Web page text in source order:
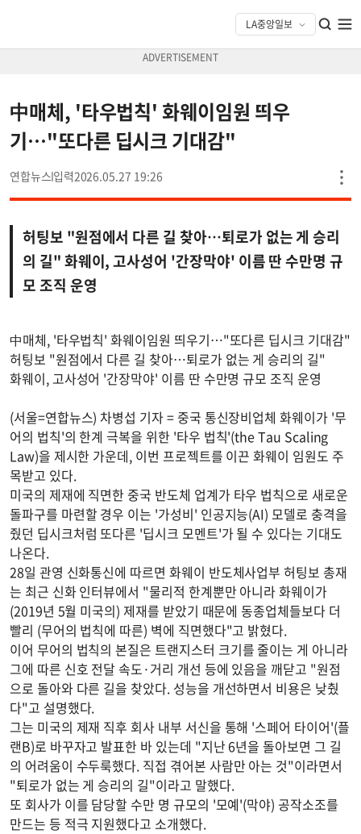
中매체, '타우법칙' 화웨이임원 띄우
기…"또다른 딥시크 기대감"
연합뉴스 2026.05.27 19:26
허팅보 "원점에서 다른 길 찾아…퇴로가 없는 게 승리
의 길" 화웨이, 고사성어 '간장막야' 이름 딴 수만명 규
모 조직 운영
中매체, '타우법칙' 화웨이임원 띄우기…"또다른 딥시크 기대감"
허팅보 "원점에서 다른 길 찾아…퇴로가 없는 게 승리의 길"
화웨이, 고사성어 '간장막야' 이름 딴 수만명 규모 조직 운영
(서울=연합뉴스) 차병섭 기자 = 중국 통신장비업체 화웨이가 '무
어의 법칙'의 한계 극복을 위한 '타우 법칙'(the Tau Scaling
Law)을 제시한 가운데, 이번 프로젝트를 이끈 화웨이 임원도 주
목받고 있다.
미국의 제재에 직면한 중국 반도체 업계가 타우 법칙으로 새로운
돌파구를 마련할 경우 이는 '가성비' 인공지능(AI) 모델로 충격을
줬던 딥시크처럼 또다른 '딥시크 모멘트'가 될 수 있다는 기대도
나온다.
28일 관영 신화통신에 따르면 화웨이 반도체사업부 허팅보 총재
는 최근 신화 인터뷰에서 "물리적 한계뿐만 아니라 화웨이가
(2019년 5월 미국의) 제재를 받았기 때문에 동종업체들보다 더
빨리 (무어의 법칙에 따른) 벽에 직면했다"고 밝혔다.
이어 무어의 법칙의 본질은 트랜지스터 크기를 줄이는 게 아니라
그에 따른 신호 전달 속도·거리 개선 등에 있음을 깨닫고 "원점
으로 돌아와 다른 길을 찾았다. 성능을 개선하면서 비용은 낮췄
다"고 설명했다.
그는 미국의 제재 직후 회사 내부 서신을 통해 '스페어 타이어'(플
랜B)로 바꾸자고 발표한 바 있는데 "지난 6년을 돌아보면 그 길
의 어려움이 수두룩했다. 직접 겪어본 사람만 아는 것"이라면서
"퇴로가 없는 게 승리의 길"이라고 말했다.
또 회사가 이를 담당할 수만 명 규모의 '모예'(막야) 공작소조를
만드는 등 적극 지원했다고 소개했다.